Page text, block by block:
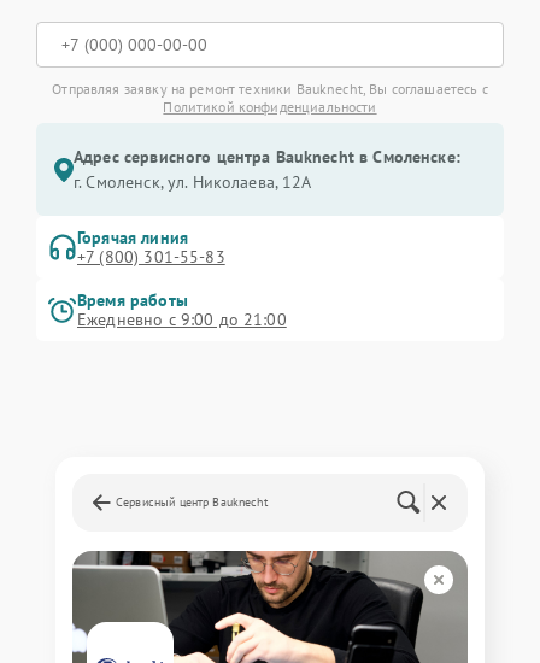
Отправляя заявку на ремонт техники Bauknecht, Вы соглашаетесь с
Политикой конфиденциальности
Адрес сервисного центра Bauknecht в Смоленске:
г. Смоленск, ул. Николаева, 12А
Горячая линия
+7 (800) 301-55-83
Время работы
Ежедневно с 9:00 до 21:00
Сервисный центр Bauknecht